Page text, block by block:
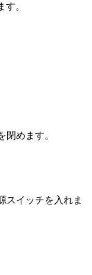
。
閉めます。
スイッチを入れま